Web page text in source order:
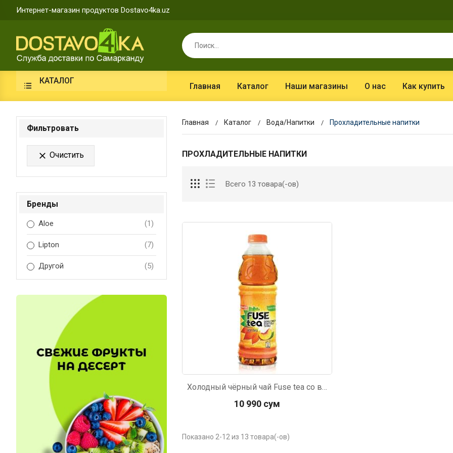
Интернет-магазин продуктов Dostavo4ka.uz
КАТАЛОГ
Главная Каталог Наши магазины О нас Как купить
Фильтровать
 Очистить
Бренды
Aloe (1)
Lipton (7)
Другой (5)
Главная Каталог Вода/Напитки Прохладительные напитки
ПРОХЛАДИТЕЛЬНЫЕ НАПИТКИ
Всего 13 товара(-ов)
Код: 2010
Холодный чёрный чай Fuse tea со вкусом персика 1л
10 990 сум
Показано 2-12 из 13 товара(-ов)